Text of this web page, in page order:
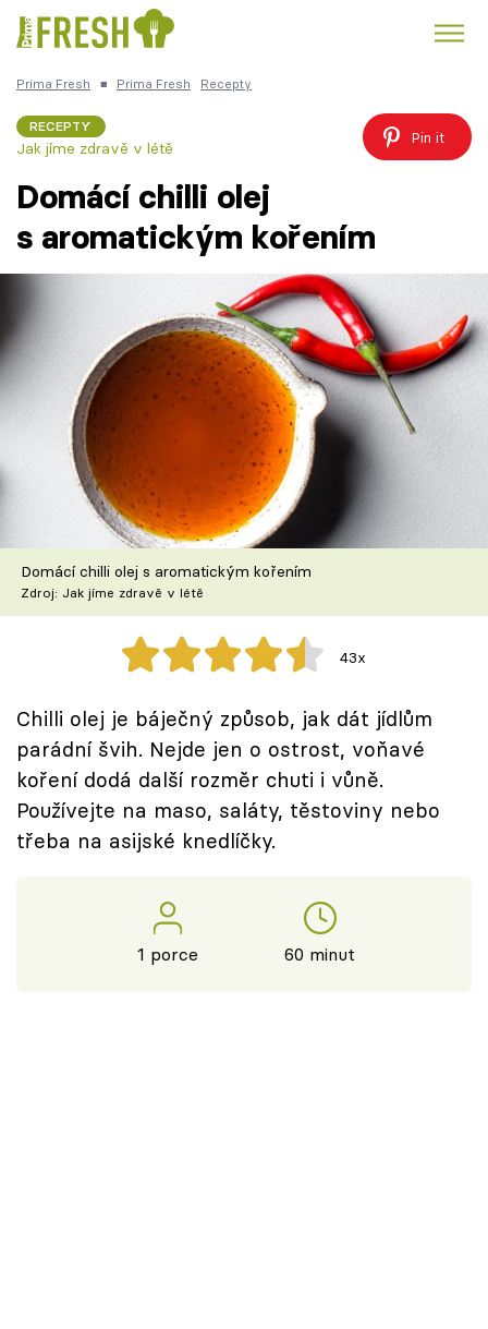
Česká kuchyně Čokoláda
Recepty
Články
TV Program
Škola vaření
Recepty z TV
Speciál: Cuketa
Těhotnej kuchař
Sledujte prima+
Přihlášení
Prima Fresh ■ Prima Fresh Recepty
RECEPTY
Jak jíme zdravě v létě
Pin it
Domácí chilli olej
s aromatickým kořením
Domácí chilli olej s aromatickým kořením
Zdroj: Jak jíme zdravě v létě
43x
Chilli olej je báječný způsob, jak dát jídlům
parádní švih. Nejde jen o ostrost, voňavé
koření dodá další rozměr chuti i vůně.
Používejte na maso, saláty, těstoviny nebo
třeba na asijské knedlíčky.
1 porce 60 minut